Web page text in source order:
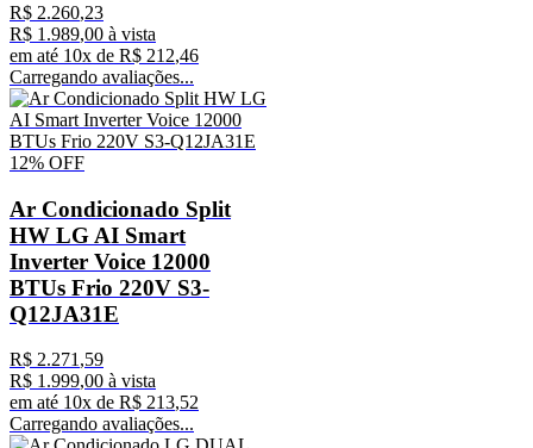
R$ 2.260,23
R$ 1 .989,00 à vista
em até 10x de R$ 212,46
Carregando avaliações...
12% OFF
Ar Condicionado Split
HW LG AI Smart
Inverter Voice 12000
BTUs Frio 220V S3-
Q12JA31E
R$ 2.271,59
R$ 1.999,00 à vista
em até 10x de R$ 213,52
Carregando avaliações...